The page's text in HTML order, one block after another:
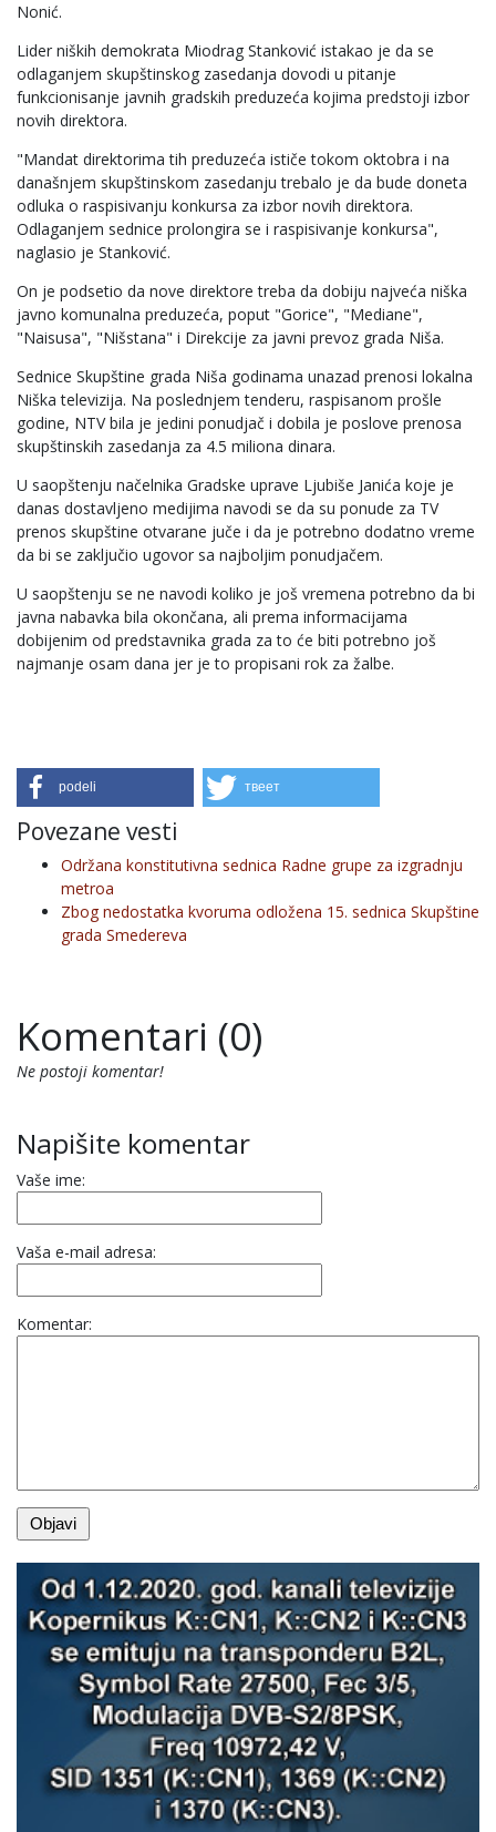
Nonić.
Lider niških demokrata Miodrag Stanković istakao je da se
odlaganjem skupštinskog zasedanja dovodi u pitanje
funkcionisanje javnih gradskih preduzeća kojima predstoji izbor
novih direktora.
"Mandat direktorima tih preduzeća ističe tokom oktobra i na
današnjem skupštinskom zasedanju trebalo je da bude doneta
odluka o raspisivanju konkursa za izbor novih direktora.
Odlaganjem sednice prolongira se i raspisivanje konkursa",
naglasio je Stanković.
On je podsetio da nove direktore treba da dobiju najveća niška
javno komunalna preduzeća, poput "Gorice", "Mediane",
"Naisusa", "Nišstana" i Direkcije za javni prevoz grada Niša.
Sednice Skupštine grada Niša godinama unazad prenosi lokalna
Niška televizija. Na poslednjem tenderu, raspisanom prošle
godine, NTV bila je jedini ponudjač i dobila je poslove prenosa
skupštinskih zasedanja za 4.5 miliona dinara.
U saopštenju načelnika Gradske uprave Ljubiše Janića koje je
danas dostavljeno medijima navodi se da su ponude za TV
prenos skupštine otvarane juče i da je potrebno dodatno vreme
da bi se zaključio ugovor sa najboljim ponudjačem.
U saopštenju se ne navodi koliko je još vremena potrebno da bi
javna nabavka bila okončana, ali prema informacijama
dobijenim od predstavnika grada za to će biti potrebno još
najmanje osam dana jer je to propisani rok za žalbe.
podeli твеет
Povezane vesti
Održana konstitutivna sednica Radne grupe za izgradnju
metroa
Zbog nedostatka kvoruma odložena 15. sednica Skupštine
grada Smedereva
Komentari (0)
Ne postoji komentar!
Napišite komentar
Vaše ime:
Vaša e-mail adresa:
Komentar: